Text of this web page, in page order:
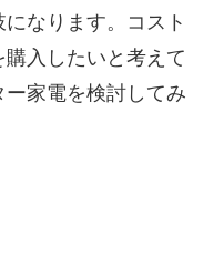
なります。コスト
入したいと考えて
家電を検討してみ